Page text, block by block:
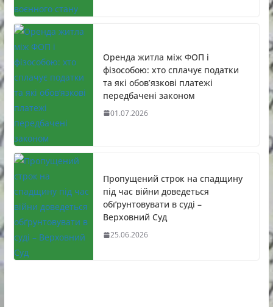
Оренда житла між ФОП і
фізособою: хто сплачує податки
та які обов’язкові платежі
передбачені законом
01.07.2026
Пропущений строк на спадщину
під час війни доведеться
обґрунтовувати в суді –
Верховний Суд
25.06.2026